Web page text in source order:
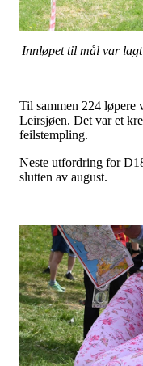
Innløpet til mål var
Til sammen 224 løpere
Leirsjøen. Det var et
feilstempling.
Neste utfordring for
slutten av august.